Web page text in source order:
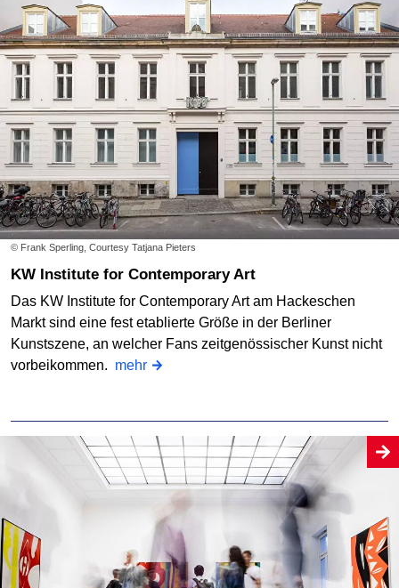
© Frank Sperling, Courtesy Tatjana Pieters
KW Institute for Contemporary Art
Das KW Institute for Contemporary Art am Hackeschen
Markt sind eine fest etablierte Größe in der Berliner
Kunstszene, an welcher Fans zeitgenössischer Kunst nicht
vorbeikommen. mehr